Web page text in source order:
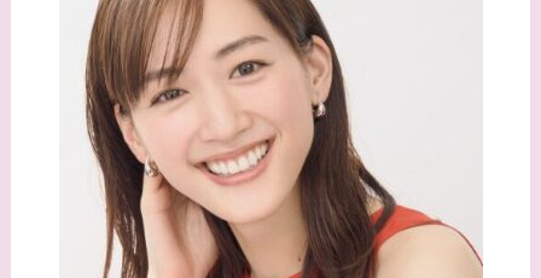
なに？子供は現在何し
てる？
【画像】野呂佳代と似
てる有名人３選！AKB
時代痩せていた？旦那
との馴れ初めは？
【画像】柴咲コウと似